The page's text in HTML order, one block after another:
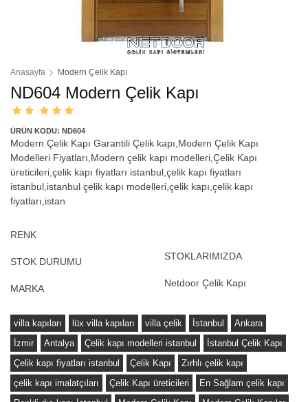
Anasayfa Modern Çelik Kapı
ND604 Modern Çelik Kapı
ÜRÜN KODU: ND604
Modern Çelik Kapı Garantili Çelik kapı,Modern Çelik Kapı
Modelleri Fiyatları,Modern çelik kapı modelleri,Çelik Kapı
üreticileri,çelik kapı fiyatları istanbul,çelik kapı fiyatları
istanbul,istanbul çelik kapı modelleri,çelik kapı,çelik kapı
fiyatları,istan
RENK
STOK DURUMU STOKLARIMIZDA
MARKA Netdoor Çelik Kapı
villa kapıları lüx villa kapıları villa çelik İstanbul
Ankara
İzmir
Antalya Çelik kapı modelleri istanbul
İstanbul Çelik Kapı
Çelik kapı fiyatları istanbul
Çelik Kapı
Zırhlı çelik kapı
çelik kapı imalatçıları
Çelik Kapı üreticileri
En Sağlam çelik kapı